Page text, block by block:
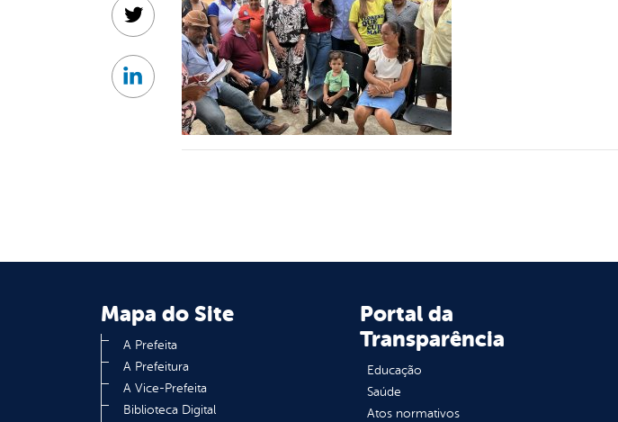
Twitter
Linkedin
Mapa do Site
A Prefeita
A Prefeitura
A Vice-Prefeita
Biblioteca Digital
Portal da
Transparência
Educação
Saúde
Atos normativos